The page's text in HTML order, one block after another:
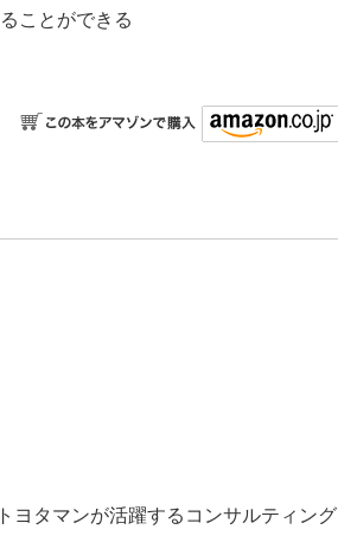
ことができる
タマンが活躍するコンサルティング